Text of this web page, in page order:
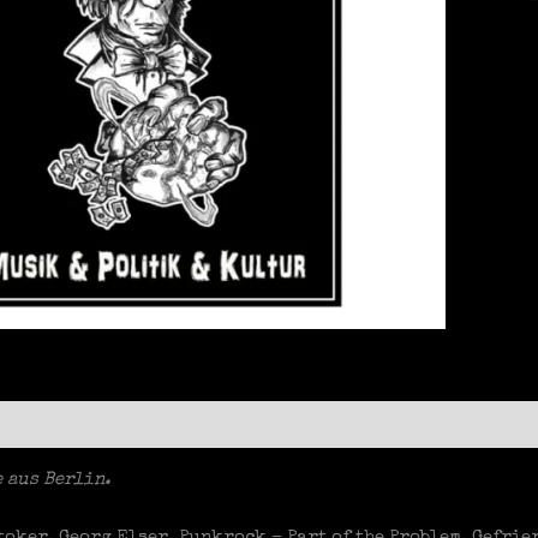
aus Berlin.